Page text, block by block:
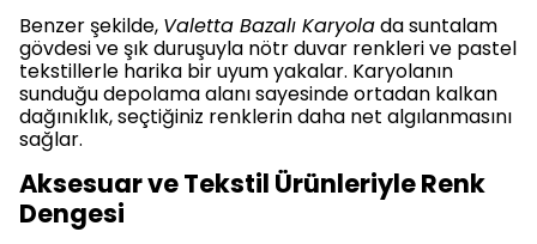
Benzer şekilde, Valetta Bazalı Karyolada suntalam
gövdesi ve şık duruşuyla nötr duvar renkleri ve pastel
tekstillerle harika bir uyum yakalar. Karyolanın
sunduğu depolama alanı sayesinde ortadan kalkan
dağınıklık, seçtiğiniz renklerin daha net algılanmasını
sağlar.
Aksesuar ve Tekstil Ürünleriyle Renk
Dengesi